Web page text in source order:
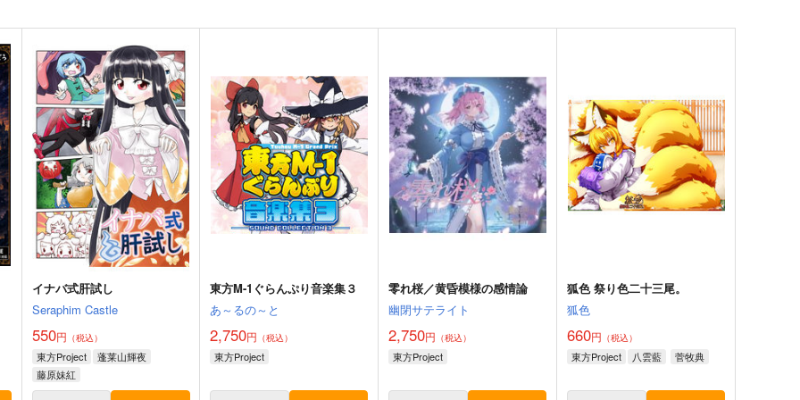
イナバ式肝試し
Seraphim Castle
550円 （税込）
東方Project
蓬莱山輝夜
藤原妹紅
東方M-1ぐらんぷり音楽集３
あ～るの～と
2,750円 （税込）
東方Project
零れ桜／黄昏模様の感情論
幽閉サテライト
2,750円 （税込）
東方Project
狐色 祭り色二十三尾。
狐色
660円 （税込）
東方Project 八雲藍 菅牧典